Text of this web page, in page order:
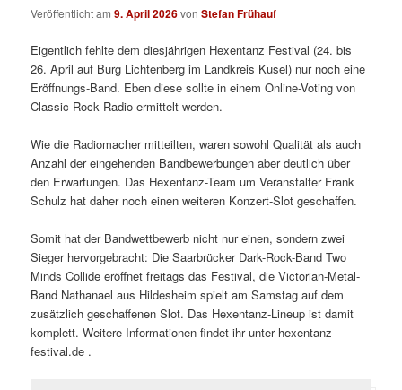
Veröffentlicht am9. April 2026vonStefan Frühauf
Eigentlich fehlte dem diesjährigen Hexentanz Festival (24. bis
26. April auf Burg Lichtenberg im Landkreis Kusel) nur noch eine
Eröffnungs-Band. Eben diese sollte in einem Online-Voting von
Classic Rock Radio ermittelt werden.
Wie die Radiomacher mitteilten, waren sowohl Qualität als auch
Anzahl der eingehenden Bandbewerbungen aber deutlich über
den Erwartungen. Das Hexentanz-Team um Veranstalter Frank
Schulz hat daher noch einen weiteren Konzert-Slot geschaffen.
Somit hat der Bandwettbewerb nicht nur einen, sondern zwei
Sieger hervorgebracht: Die Saarbrücker Dark-Rock-Band Two
Minds Collide eröffnet freitags das Festival, die Victorian-Metal-
Band Nathanael aus Hildesheim spielt am Samstag auf dem
zusätzlich geschaffenen Slot. Das Hexentanz-Lineup ist damit
komplett. Weitere Informationen findet ihr unter hexentanz-
festival.de .